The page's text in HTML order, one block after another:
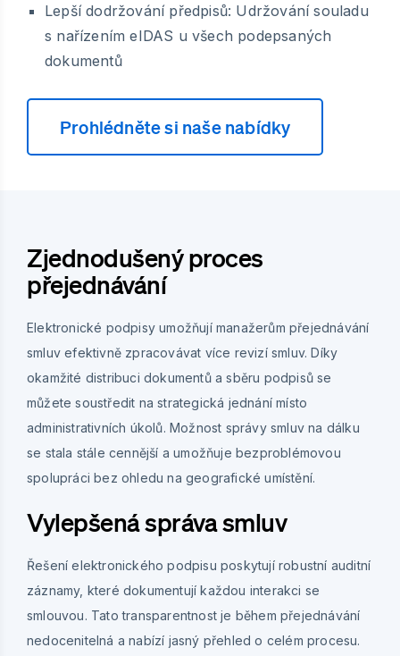
Lepší dodržování předpisů: Udržování souladu
s nařízením eIDAS u všech podepsaných
dokumentů
Prohlédněte si naše nabídky
Zjednodušený proces
přejednávání
Elektronické podpisy umožňují manažerům přejednávání
smluv efektivně zpracovávat více revizí smluv. Díky
okamžité distribuci dokumentů a sběru podpisů se
můžete soustředit na strategická jednání místo
administrativních úkolů. Možnost správy smluv na dálku
se stala stále cennější a umožňuje bezproblémovou
spolupráci bez ohledu na geografické umístění.
Vylepšená správa smluv
Řešení elektronického podpisu poskytují robustní auditní
záznamy, které dokumentují každou interakci se
smlouvou. Tato transparentnost je během přejednávání
nedocenitelná a nabízí jasný přehled o celém procesu.